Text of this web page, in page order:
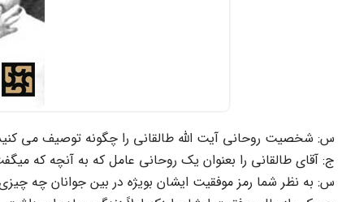
س: شخصیت روحانی آیت الله طالقانی را چگونه توصیف می
ج: آقای طالقانی را بعنوان یک روحانی عامل که به آنچه که
س: به نظر شما رمز موفقیت ایشان بویژه در بین جوانان چه